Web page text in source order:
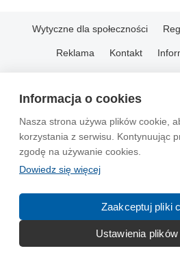
Informacja o cookies
Nasza strona używa plików cookie,
korzystania z serwisu. Kontynuując
zgodę na używanie cookies.
Dowiedz się więcej
Zaakceptuj pliki
Ustawienia
Wytyczne dla społeczności
Reklama Kontakt